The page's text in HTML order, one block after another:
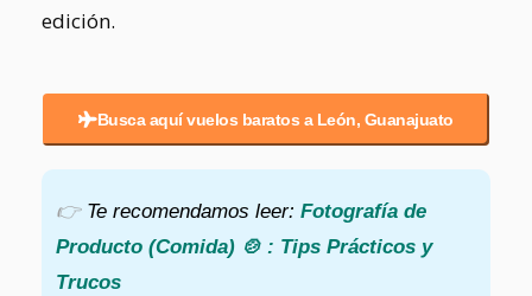
edición.
Busca aquí vuelos baratos a León, Guanajuato
👉 Te recomendamos leer: Fotografía de
Producto (Comida) 🍲 : Tips Prácticos y
Trucos